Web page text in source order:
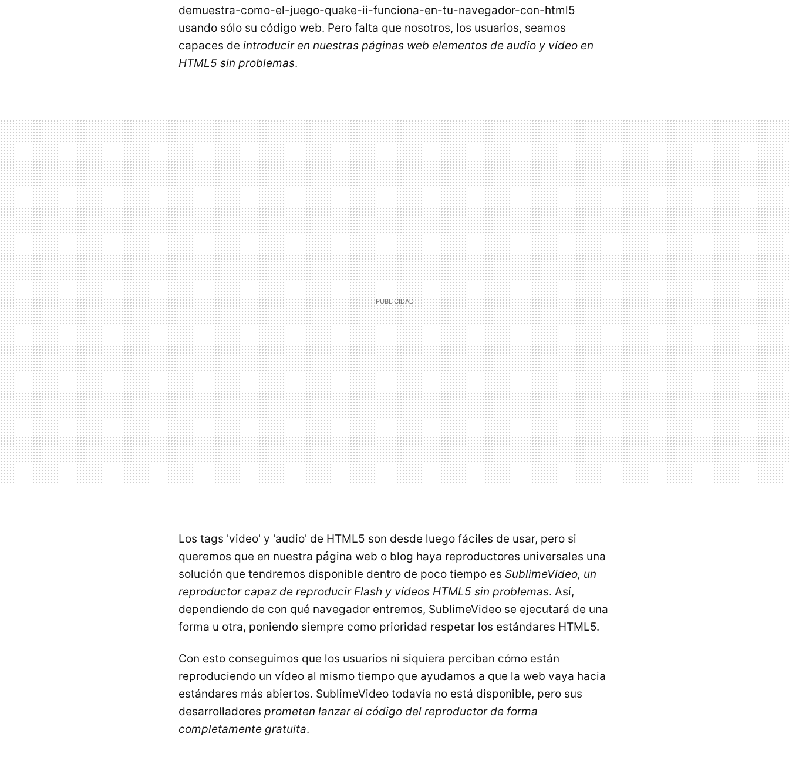
demuestra-como-el-juego-quake-ii-funciona-en-tu-navegador-con-html5
usando sólo su código web. Pero falta que nosotros, los usuarios, seamos
capaces de introducir en nuestras páginas web elementos de audio y vídeo en
HTML5 sin problemas.
Los tags 'video' y 'audio' de HTML5 son desde luego fáciles de usar, pero si
queremos que en nuestra página web o blog haya reproductores universales una
solución que tendremos disponible dentro de poco tiempo es SublimeVideo, un
reproductor capaz de reproducir Flash y vídeos HTML5 sin problemas. Así,
dependiendo de con qué navegador entremos, SublimeVideo se ejecutará de una
forma u otra, poniendo siempre como prioridad respetar los estándares HTML5.
Con esto conseguimos que los usuarios ni siquiera perciban cómo están
reproduciendo un vídeo al mismo tiempo que ayudamos a que la web vaya hacia
estándares más abiertos. SublimeVideo todavía no está disponible, pero sus
desarrolladores prometen lanzar el código del reproductor de forma
completamente gratuita.